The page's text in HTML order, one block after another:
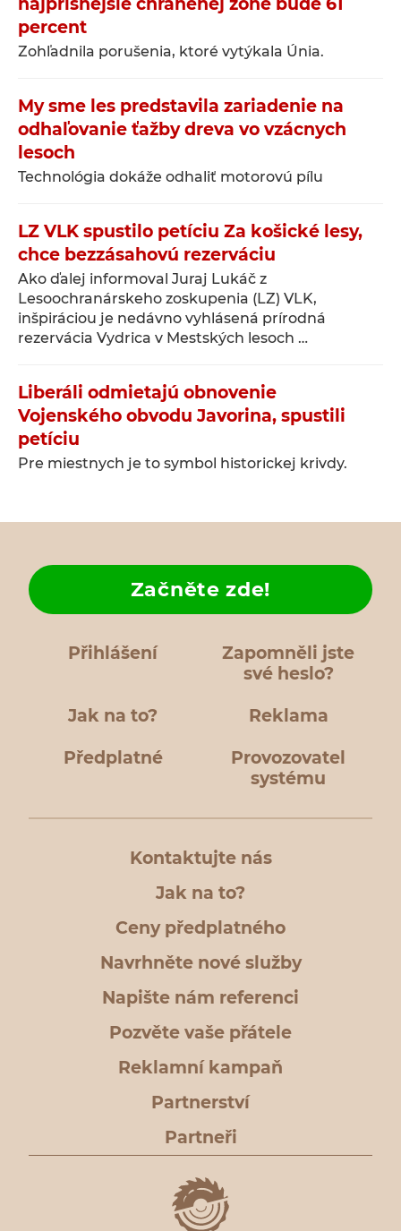
percent
Zohľadnila porušenia, ktoré vytýkala Únia.
My sme les predstavila zariadenie na
odhaľovanie ťažby dreva vo vzácnych
lesoch
Technológia dokáže odhaliť motorovú pílu
LZ VLK spustilo petíciu Za košické lesy,
chce bezzásahovú rezerváciu
Ako ďalej informoval Juraj Lukáč z
Lesoochranárskeho zoskupenia (LZ) VLK,
inšpiráciou je nedávno vyhlásená prírodná
rezervácia Vydrica v Mestských lesoch …
Liberáli odmietajú obnovenie
Vojenského obvodu Javorina, spustili
petíciu
Pre miestnych je to symbol historickej krivdy.
Přihlášení
Zapomněli jste
své heslo?
Jak na to?
Začněte zde!
Reklama
Předplatné
Provozovatel
systému
Kontaktujte nás
Jak na to?
Ceny předplatného
Navrhněte nové služby
Napište nám referenci
Pozvěte vaše přátele
Reklamní kampaň
Partnerství
Partneři